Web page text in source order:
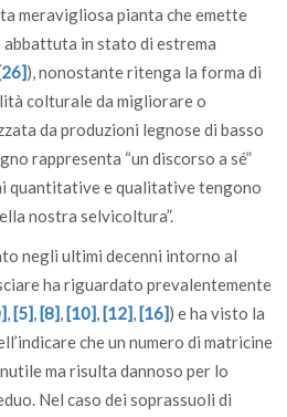
meravigliosa pianta che emette
abbattuta in stato di estrema
), nonostante ritenga la forma di
colturale da migliorare o
da produzioni legnose di basso
rappresenta “un discorso a sé”
quantitative e qualitative tengono
nostra selvicoltura”.
negli ultimi decenni intorno al
ha riguardato prevalentemente
,[5],[8],[10],[12],[16]) e ha visto la
che un numero di matricine
ma risulta dannoso per lo
Nel caso dei soprassuoli di